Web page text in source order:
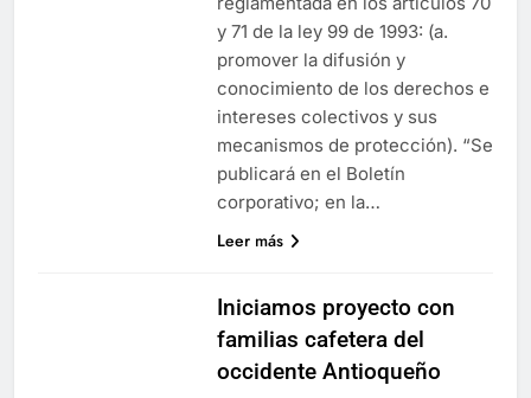
y 71 de la ley 99 de 1993: (a.
promover la difusión y
conocimiento de los derechos e
intereses colectivos y sus
mecanismos de protección). “Se
publicará en el Boletín
corporativo; en la…
Leer más
Iniciamos proyecto con
familias cafetera del
occidente Antioqueño